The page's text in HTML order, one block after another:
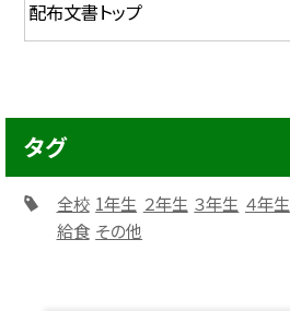
タグ
全校 1年生 ２年生 ３年生 ４年生
給食 その他